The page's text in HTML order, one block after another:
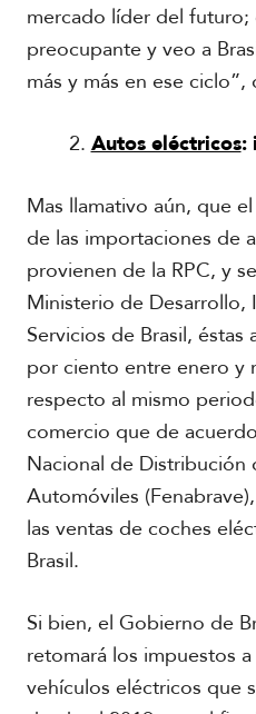
mercado líder del
preocupante y veo a
más y más en ese ciclo”,
Autos eléctricos:
Mas llamativo aún, que
de las importaciones de
provienen de la RPC, y
Ministerio de Desarrollo,
Servicios de Brasil,
por ciento entre enero y
respecto al mismo
comercio que de
Nacional de Distribución
Automóviles
las ventas de coches
Brasil.
Si bien, el Gobierno de
retomará los impuestos
vehículos eléctricos que